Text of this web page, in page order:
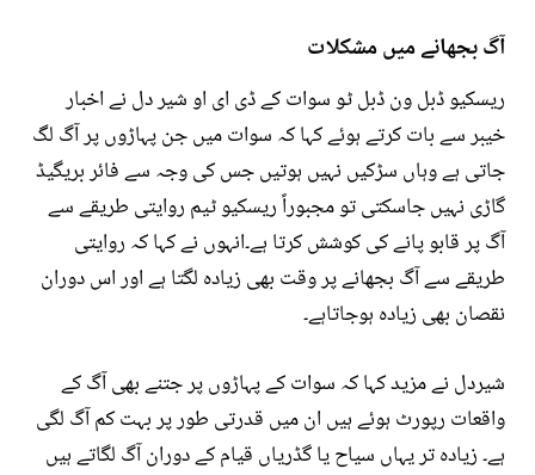
آگ بجھانے میں مشکلات
ریسکیو ڈبل ون ڈبل ٹو سوات کے ڈی ای او شیر دل نے اخبار
خیبر سے بات کرتے ہوئے کہا کہ سوات میں جن پہاڑوں پر آگ لگ
جاتی ہے وہاں سڑکیں نہیں ہوتیں جس کی وجہ سے فائر بریگیڈ
گاڑی نہیں جاسکتی تو مجبوراً ریسکیو ٹیم روایتی طریقے سے
آگ پر قابو پانے کی کوشش کرتا ہے۔انہوں نے کہا کہ روایتی
طریقے سے آگ بجھانے پر وقت بھی زیادہ لگتا ہے اور اس دوران
نقصان بھی زیادہ ہوجاتاہے۔
شیردل نے مزید کہا کہ سوات کے پہاڑوں پر جتنے بھی آگ کے
واقعات رپورٹ ہوئے ہیں ان میں قدرتی طور پر بہت کم آگ لگی
ہے۔ زیادہ تر یہاں سیاح یا گڈریاں قیام کے دوران آگ لگاتے ہیں